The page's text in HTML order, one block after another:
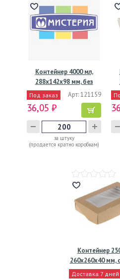
Контейнер 4000 мл,
288х142х98 мм, без
окна,…
Под заказ Арт: 121159
36,05 ₽
за штуку
(продается кратно коробкам)
Контейнер
260х260х40 мм,
…
Доставка 7 дней